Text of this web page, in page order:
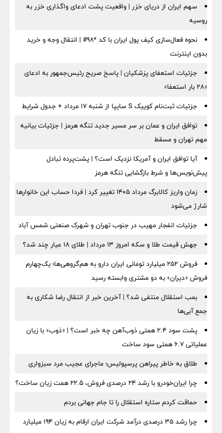
سهم ایران از دریای خزر | واقعیت پشت ادعای واگذاری خزر به
روسیه
نحوه فعال‌سازی کیف پول ایران با کد *98# | انتقال وجه و خرید
بدون اینترنت
جزئیات استعفای پزشکیان | پاسخ صریح رئیس‌جمهور به ادعای
«۲۸ بار استعفا»
جزئیات ثبت‌نام کوییک S سایپا از شنبه ۱۷ مرداد + جدول شرایط
توافق ایران و عمان بر سر مسیر جدید تنگه هرمز | جزئیات بیانیه
مهم تهران و مسقط
آیا توافق ایران و آمریکا نزدیک است؟ | پشت‌پرده تبادل
پیش‌نویس‌ها و شرط بازگشایی تنگه هرمز
زمان واریز کالابرگ مرداد ۱۴۰۵ تغییر کرد | فردا حساب این خانوارها
شارژ می‌شود
جزئیات انفجار مهیب در جنوب تهران و شهرک صنعتی شمس آباد
جهش قیمت طلا و سکه امروز ۱۳ مرداد | طلای ۱۸ عیار چند شد؟
فروش ۲۵۲ میلیارد تومانی ایران دارو به هم‌گروهی‌ها؛ یک‌چهارم
فروش «دیران» به دو مشتری وابسته رسید
بمب استقلال منتفی شد؟ | آخرین خبر از انتقال رضا شکاری به
جمع آبی‌ها
پشت سود ۲.۴ همتی ذوب‌آهن چه خبر است؟ | «ذوب» با زیان
عملیاتی ۶.۷ همتی سود ساخت
طلاق به خاطر پیراهن پرسپولیس؛ ماجرای عجیب مرد سبزواری
چرا ایران‌خودرو با رشد ۲۴ درصدی فروش، ۲۲.۵ همت زیان ساخت؟
حماقت کردم ستاره استقلال را تا جام جهانی بردم
چرا رشد ۳۵ درصدی درآمد شرکت ایران ارقام به زیان ۱۹۴ میلیارد